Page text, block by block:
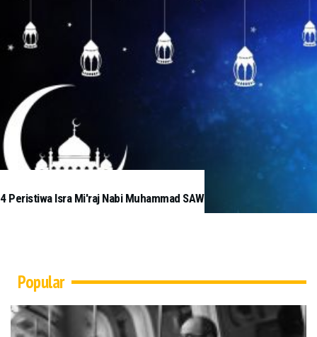
4 Peristiwa Isra Mi'raj Nabi Muhammad SAW
Popular